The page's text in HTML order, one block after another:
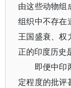
由这些动物组
组织中不存在
王国盛衰、权
正的印度历史
即便中印两
定程度的批评